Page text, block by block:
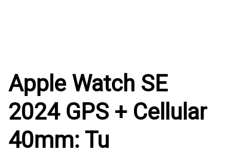
Apple Watch SE
2024 GPS + Cellular
40mm: Tu